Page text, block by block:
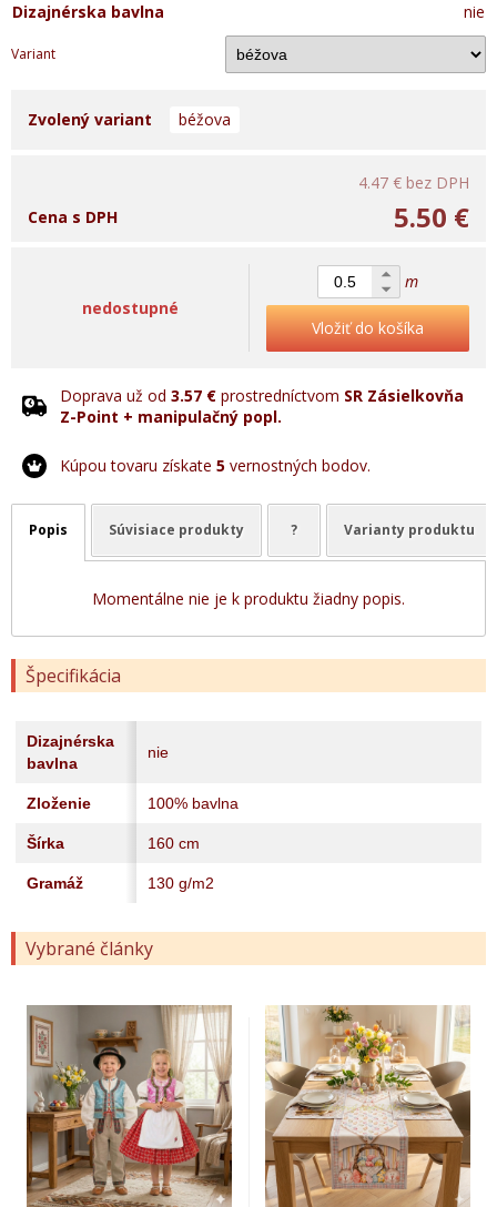
Dizajnérska bavlna
nie
Variant
Zvolený variant béžova
4.47 € bez DPH
5.50 €
Cena s DPH
nedostupné
m
Vložiť do košíka
Doprava už od 3.57 € prostredníctvom SR Zásielkovňa
Z-Point + manipulačný popl.
Kúpou tovaru získate 5 vernostných bodov.
Popis Súvisiace produkty ? Varianty produktu
Momentálne nie je k produktu žiadny popis.
Špecifikácia
Dizajnérska
bavlna
nie
Zloženie 100% bavlna
Šírka 160 cm
Gramáž 130 g/m2
Vybrané články